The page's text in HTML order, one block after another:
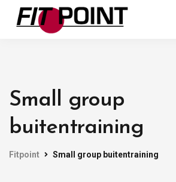
Small group
buitentraining
Fitpoint Small group buitentraining